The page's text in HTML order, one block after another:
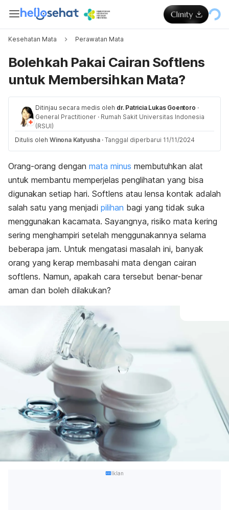
Kesehatan Mata Perawatan Mata
Bolehkah Pakai Cairan Softlens
untuk Membersihkan Mata?
Ditinjau secara medis oleh dr. Patricia Lukas Goentoro ·
General Practitioner · Rumah Sakit Universitas Indonesia
(RSUI)
Ditulis oleh Winona Katyusha · Tanggal diperbarui 11/11/2024
Orang-orang dengan mata minus membutuhkan alat
untuk membantu memperjelas penglihatan yang bisa
digunakan setiap hari. Softlens atau lensa kontak adalah
salah satu yang menjadi pilihan bagi yang tidak suka
menggunakan kacamata. Sayangnya, risiko mata kering
sering menghampiri setelah menggunakannya selama
beberapa jam. Untuk mengatasi masalah ini, banyak
orang yang kerap membasahi mata dengan cairan
softlens. Namun, apakah cara tersebut benar-benar
aman dan boleh dilakukan?
Iklan